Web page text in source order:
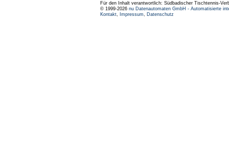
Für den Inhalt verantwortlich: Südbadischer Tischtennis-
© 1999-2026 nu Datenautomaten GmbH - Automatisierte
Kontakt, Impressum, Datenschutz